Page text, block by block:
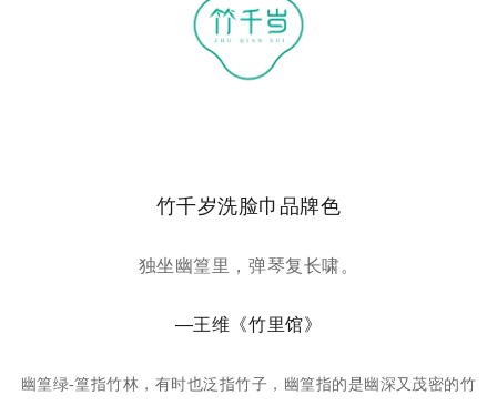
竹千岁洗脸巾品牌色
独坐幽篁里，弹琴复长啸。
—王维《竹里馆》
幽篁绿-篁指竹林，有时也泛指竹子，幽篁指的是幽深又茂密的竹